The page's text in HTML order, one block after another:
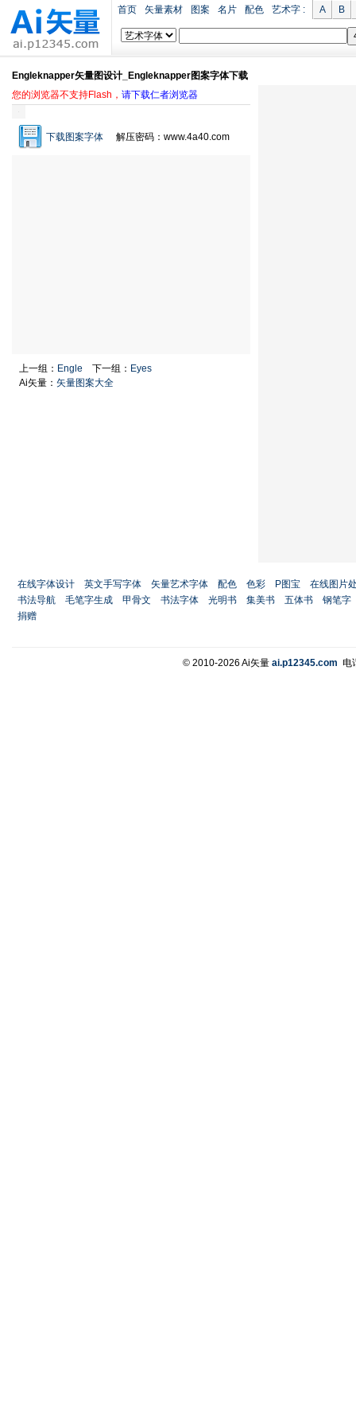
首页 矢量素材 图案 名片 配色 艺术字 : A B
Engleknapper矢量图设计_Engleknapper图案字体下载
您的浏览器不支持Flash， 请下载仁者浏览器
下载图案字体 解压密码：www.4a40.com
上一组： Engle 下一组： Eyes
Ai矢量： 矢量图案大全
在线字体设计 英文手写字体 矢量艺术字体 配色 色彩 P图宝
在线图片
书法导航
毛笔字生成 甲骨文 书法字体 光明书 集美书 五体书
钢笔字
捐赠
© 2010-2026 Ai矢量 ai.p12345.com 电